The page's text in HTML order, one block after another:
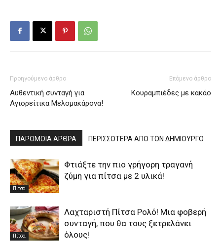
Προηγούμενο άρθρο
Αυθεντική συνταγή για
Αγιορείτικα Μελομακάρονα!
Επόμενο άρθρο
Κουραμπιέδες με κακάο
ΠΑΡΟΜΟΙΑ ΑΡΘΡΑ ΠΕΡΙΣΣΟΤΕΡΑ ΑΠΟ ΤΟΝ ΔΗΜΙΟΥΡΓΟ
Πίτσα
Φτιάξτε την πιο γρήγορη τραγανή
ζύμη για πίτσα με 2 υλικά!
Πίτσα
Λαχταριστή Πίτσα Ρολό! Μια φοβερή
συνταγή, που θα τους ξετρελάνει
όλους!